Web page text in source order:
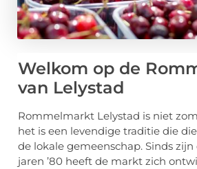
Welkom op de
van Lelystad
Rommelmarkt Lelystad is niet
het is een levendige traditie die
de lokale gemeenschap. Sinds
jaren ’80 heeft de markt zich